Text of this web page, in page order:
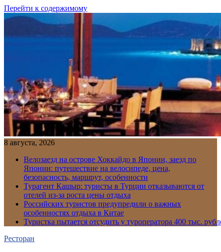
Перейти к содержимому
8 августа, 2026
Велозаезд на острове Хоккайдо в Японии, заезд по
Японии: путешествие на велосипеде, цена,
безопасность, маршрут, особенности
Турагент Кашыр: туристы в Турции отказываются от
отелей из-за роста цены отдыха
Российских туристов предупредили о важных
особенностях отдыха в Китае
Туристка пытается отсудить у туроператора 400 тыс.
Ресторан